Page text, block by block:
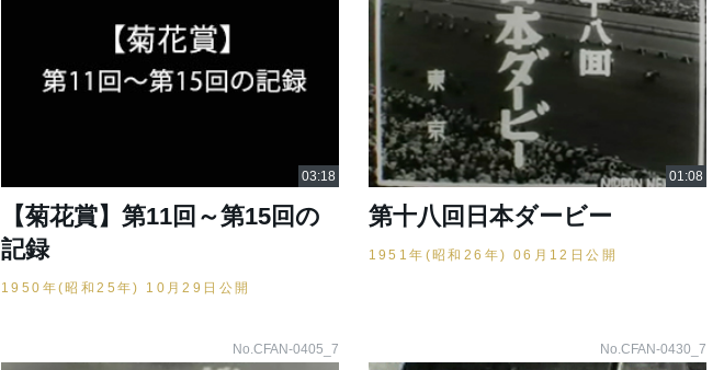
【菊花賞】第11回～第15回の
記録
1950年(昭和25年) 10月29日公開
第十八回日本ダービー
1951年(昭和26年) 06月12日公開
No.CFAN-0405_7 No.CFAN-0430_7